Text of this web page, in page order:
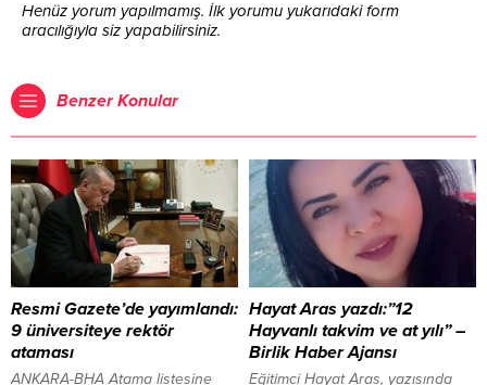
Henüz yorum yapılmamış. İlk yorumu yukarıdaki form
aracılığıyla siz yapabilirsiniz.
Benzer Konular
Resmi Gazete’de yayımlandı:
9 üniversiteye rektör
ataması
ANKARA-BHA Atama listesine
Hayat Aras yazdı:”12
Hayvanlı takvim ve at yılı” –
Birlik Haber Ajansı
Eğitimci Hayat Aras, yazısında